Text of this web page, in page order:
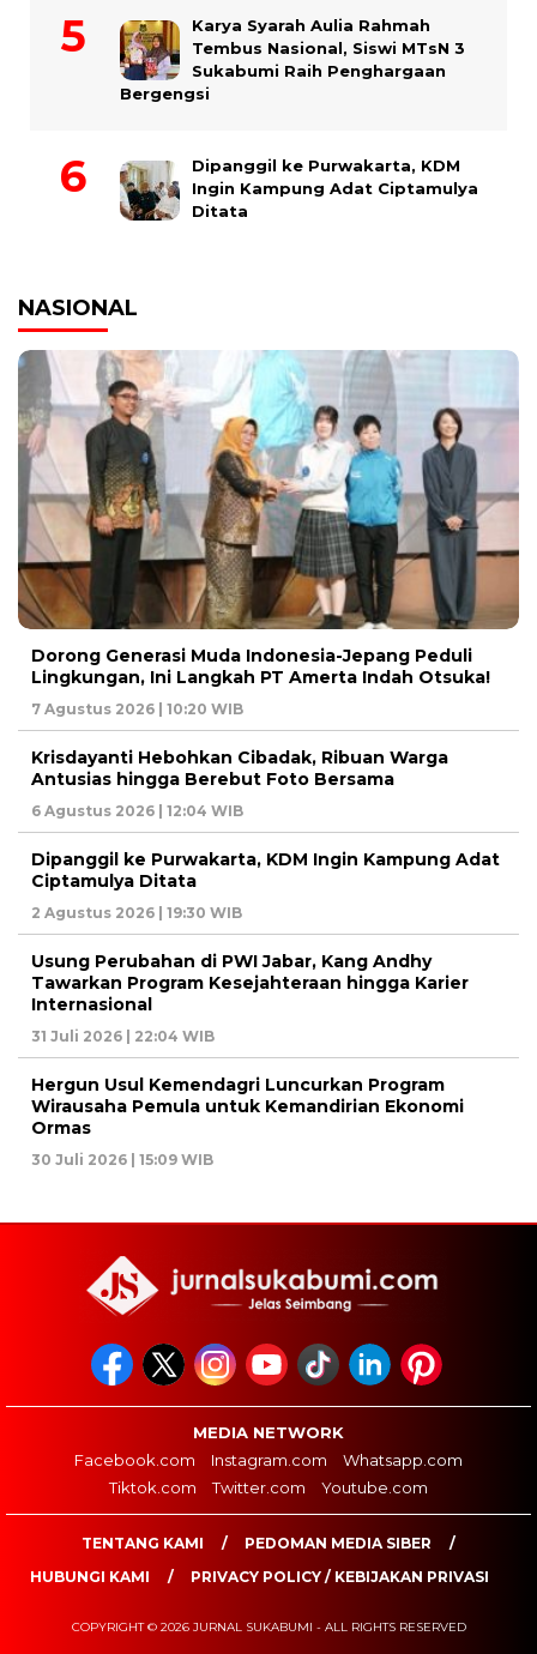
Karya Syarah Aulia Rahmah
Tembus Nasional, Siswi MTsN 3
Sukabumi Raih Penghargaan
Bergengsi
Dipanggil ke Purwakarta, KDM
Ingin Kampung Adat Ciptamulya
Ditata
NASIONAL
Dorong Generasi Muda Indonesia-Jepang Peduli
Lingkungan, Ini Langkah PT Amerta Indah Otsuka!
7 Agustus 2026 | 10:20 WIB
Krisdayanti Hebohkan Cibadak, Ribuan Warga
Antusias hingga Berebut Foto Bersama
6 Agustus 2026 | 12:04 WIB
Dipanggil ke Purwakarta, KDM Ingin Kampung Adat
Ciptamulya Ditata
2 Agustus 2026 | 19:30 WIB
Usung Perubahan di PWI Jabar, Kang Andhy
Tawarkan Program Kesejahteraan hingga Karier
Internasional
31 Juli 2026 | 22:04 WIB
Hergun Usul Kemendagri Luncurkan Program
Wirausaha Pemula untuk Kemandirian Ekonomi
Ormas
30 Juli 2026 | 15:09 WIB
MEDIA NETWORK
Facebook.com
Instagram.com
Whatsapp.com
Tiktok.com
Twitter.com Youtube.com
TENTANG KAMI
PEDOMAN MEDIA SIBER
HUBUNGI KAMI
PRIVACY POLICY / KEBIJAKAN PRIVASI
COPYRIGHT © 2026 JURNAL SUKABUMI - ALL RIGHTS RESERVED